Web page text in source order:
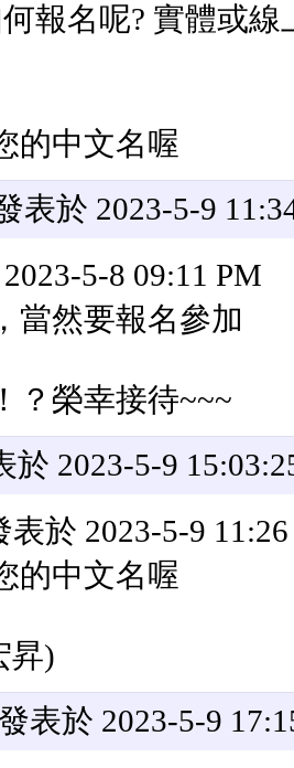
報名呢? 實體或線
的中文名喔
表於 2023-5-9
5-8 09:11 PM
當然要報名參加
？榮幸接待~~~
於 2023-5-9
表於 2023-5-9
的中文名喔
昇)
表於 2023-5-9